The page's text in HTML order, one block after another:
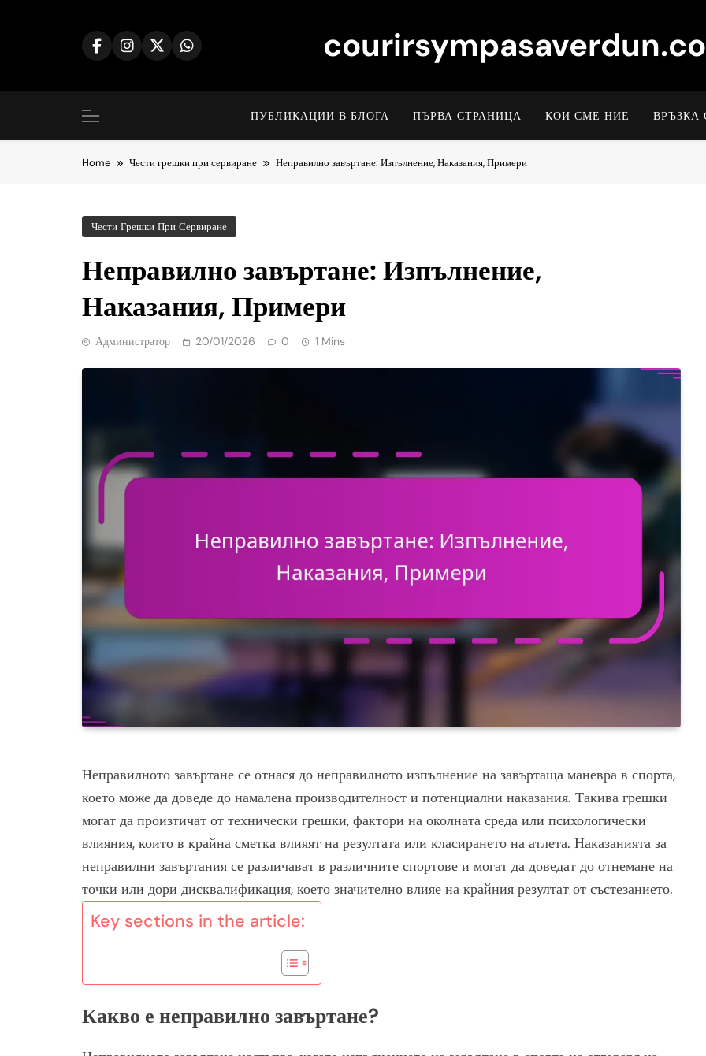
ПУБЛИКАЦИИ В БЛОГА ПЪРВА СТРАНИЦА КОИ СМЕ НИЕ ВРЪЗКА
Home Чести грешки при сервиране Неправилно завъртане: Изпълнение, Наказания, Примери
Чести Грешки При Сервиране
Неправилно завъртане: Изпълнение,
Наказания, Примери
Администратор 20/01/2026 0 1 Mins
Неправилното завъртане се отнася до неправилното изпълнение на завъртаща маневра в спорта,
което може да доведе до намалена производителност и потенциални наказания. Такива грешки
могат да произтичат от технически грешки, фактори на околната среда или психологически
влияния, които в крайна сметка влияят на резултата или класирането на атлета. Наказанията за
неправилни завъртания се различават в различните спортове и могат да доведат до отнемане на
точки или дори дисквалификация, което значително влияе на крайния резултат от състезанието.
Key sections in the article:
Какво е неправилно завъртане?